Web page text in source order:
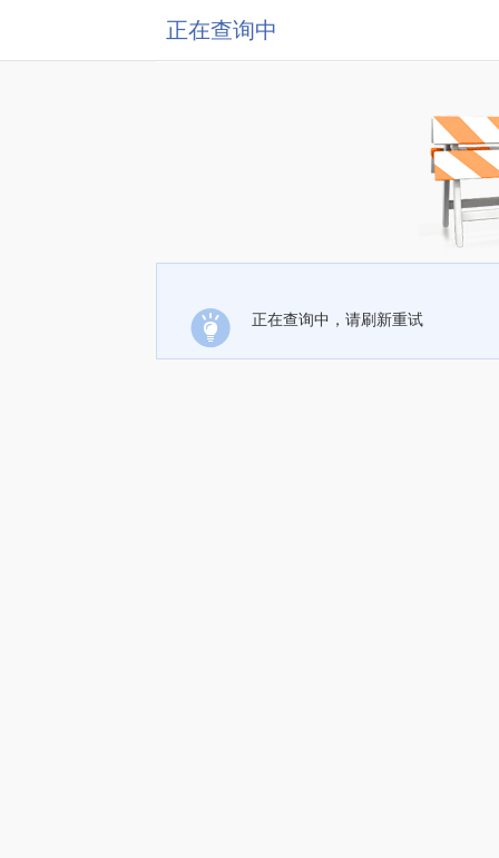
正在查询中
正在查询中，请刷新重试